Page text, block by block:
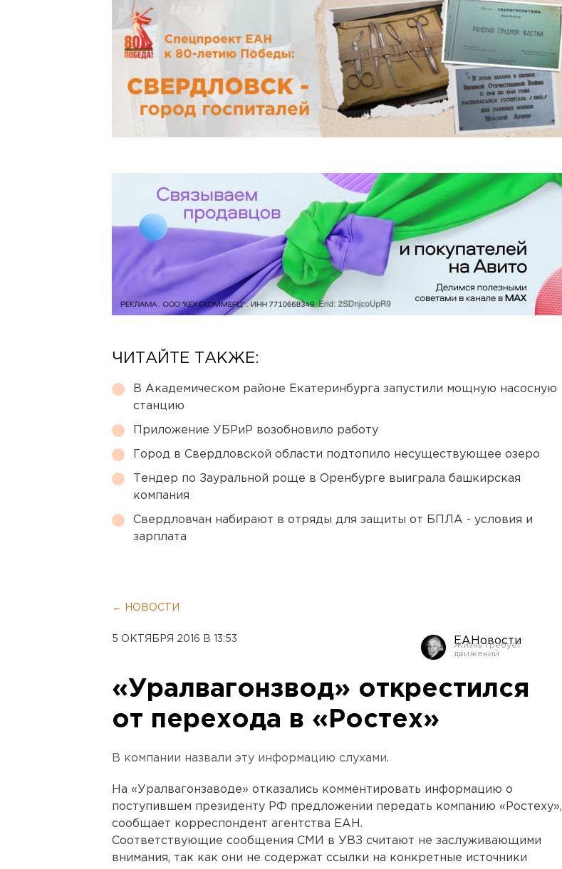
ЧИТАЙТЕ ТАКЖЕ:
В Академическом районе Екатеринбурга запустили мощную насосную
станцию
Приложение УБРиР возобновило работу
Город в Свердловской области подтопило несуществующее озеро
Тендер по Зауральной роще в Оренбурге выиграла башкирская
компания
Свердловчан набирают в отряды для защиты от БПЛА - условия и
зарплата
← НОВОСТИ
5 ОКТЯБРЯ 2016 В 13:53 ЕАНовости
«Уралвагонзвод» открестился
от перехода в «Ростех»
В компании назвали эту информацию слухами.
На «Уралвагонзаводе» отказались комментировать информацию о
поступившем президенту РФ предложении передать компанию «Ростеху»,
сообщает корреспондент агентства ЕАН.
Соответствующие сообщения СМИ в УВЗ считают не заслуживающими
внимания, так как они не содержат ссылки на конкретные источники